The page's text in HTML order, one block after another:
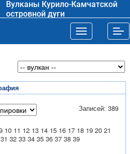
Вулканы Курило-Камчатской
островной дуги
Toggle
Записей: 389
10 11 12 13 14 15 16 17 18 19 20 21
31 32 33 34 35 36 37 38 39